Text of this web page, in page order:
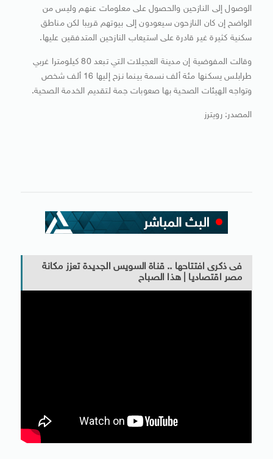
الوصول إلى النازحين والحصول على معلومات عنهم وليس من
الواضح إن كان النازحون سيعودون إلى بيوتهم قريبا لكن مناطق
سكنية كثيرة غير قادرة على استيعاب النازحين المتدفقين عليها.
وقالت المفوضية إن مدينة العجيلات التي تبعد 80 كيلومترا غربي
طرابلس يسكنها مئة ألف نسمة بينما نزح إليها 16 ألف شخص
وتواجه الهيئات الصحية بها صعوبات جمة لتقديم الخدمة الصحية.
المصدر: رويترز
فى ذكرى افتتاحها .. قناة السويس الجديدة تعزز مكانة
مصر اقتصاديا | هذا الصباح